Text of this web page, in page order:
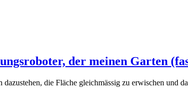
der meinen Garten
die Fläche gleichmässig zu erwischen und